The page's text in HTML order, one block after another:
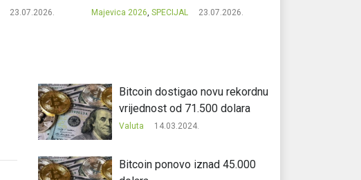
23.07.2026. Majevica 2026, SPECIJAL 23.07.2026.
Bitcoin dostigao novu rekordnu
vrijednost od 71.500 dolara
Valuta 14.03.2024.
Bitcoin ponovo iznad 45.000